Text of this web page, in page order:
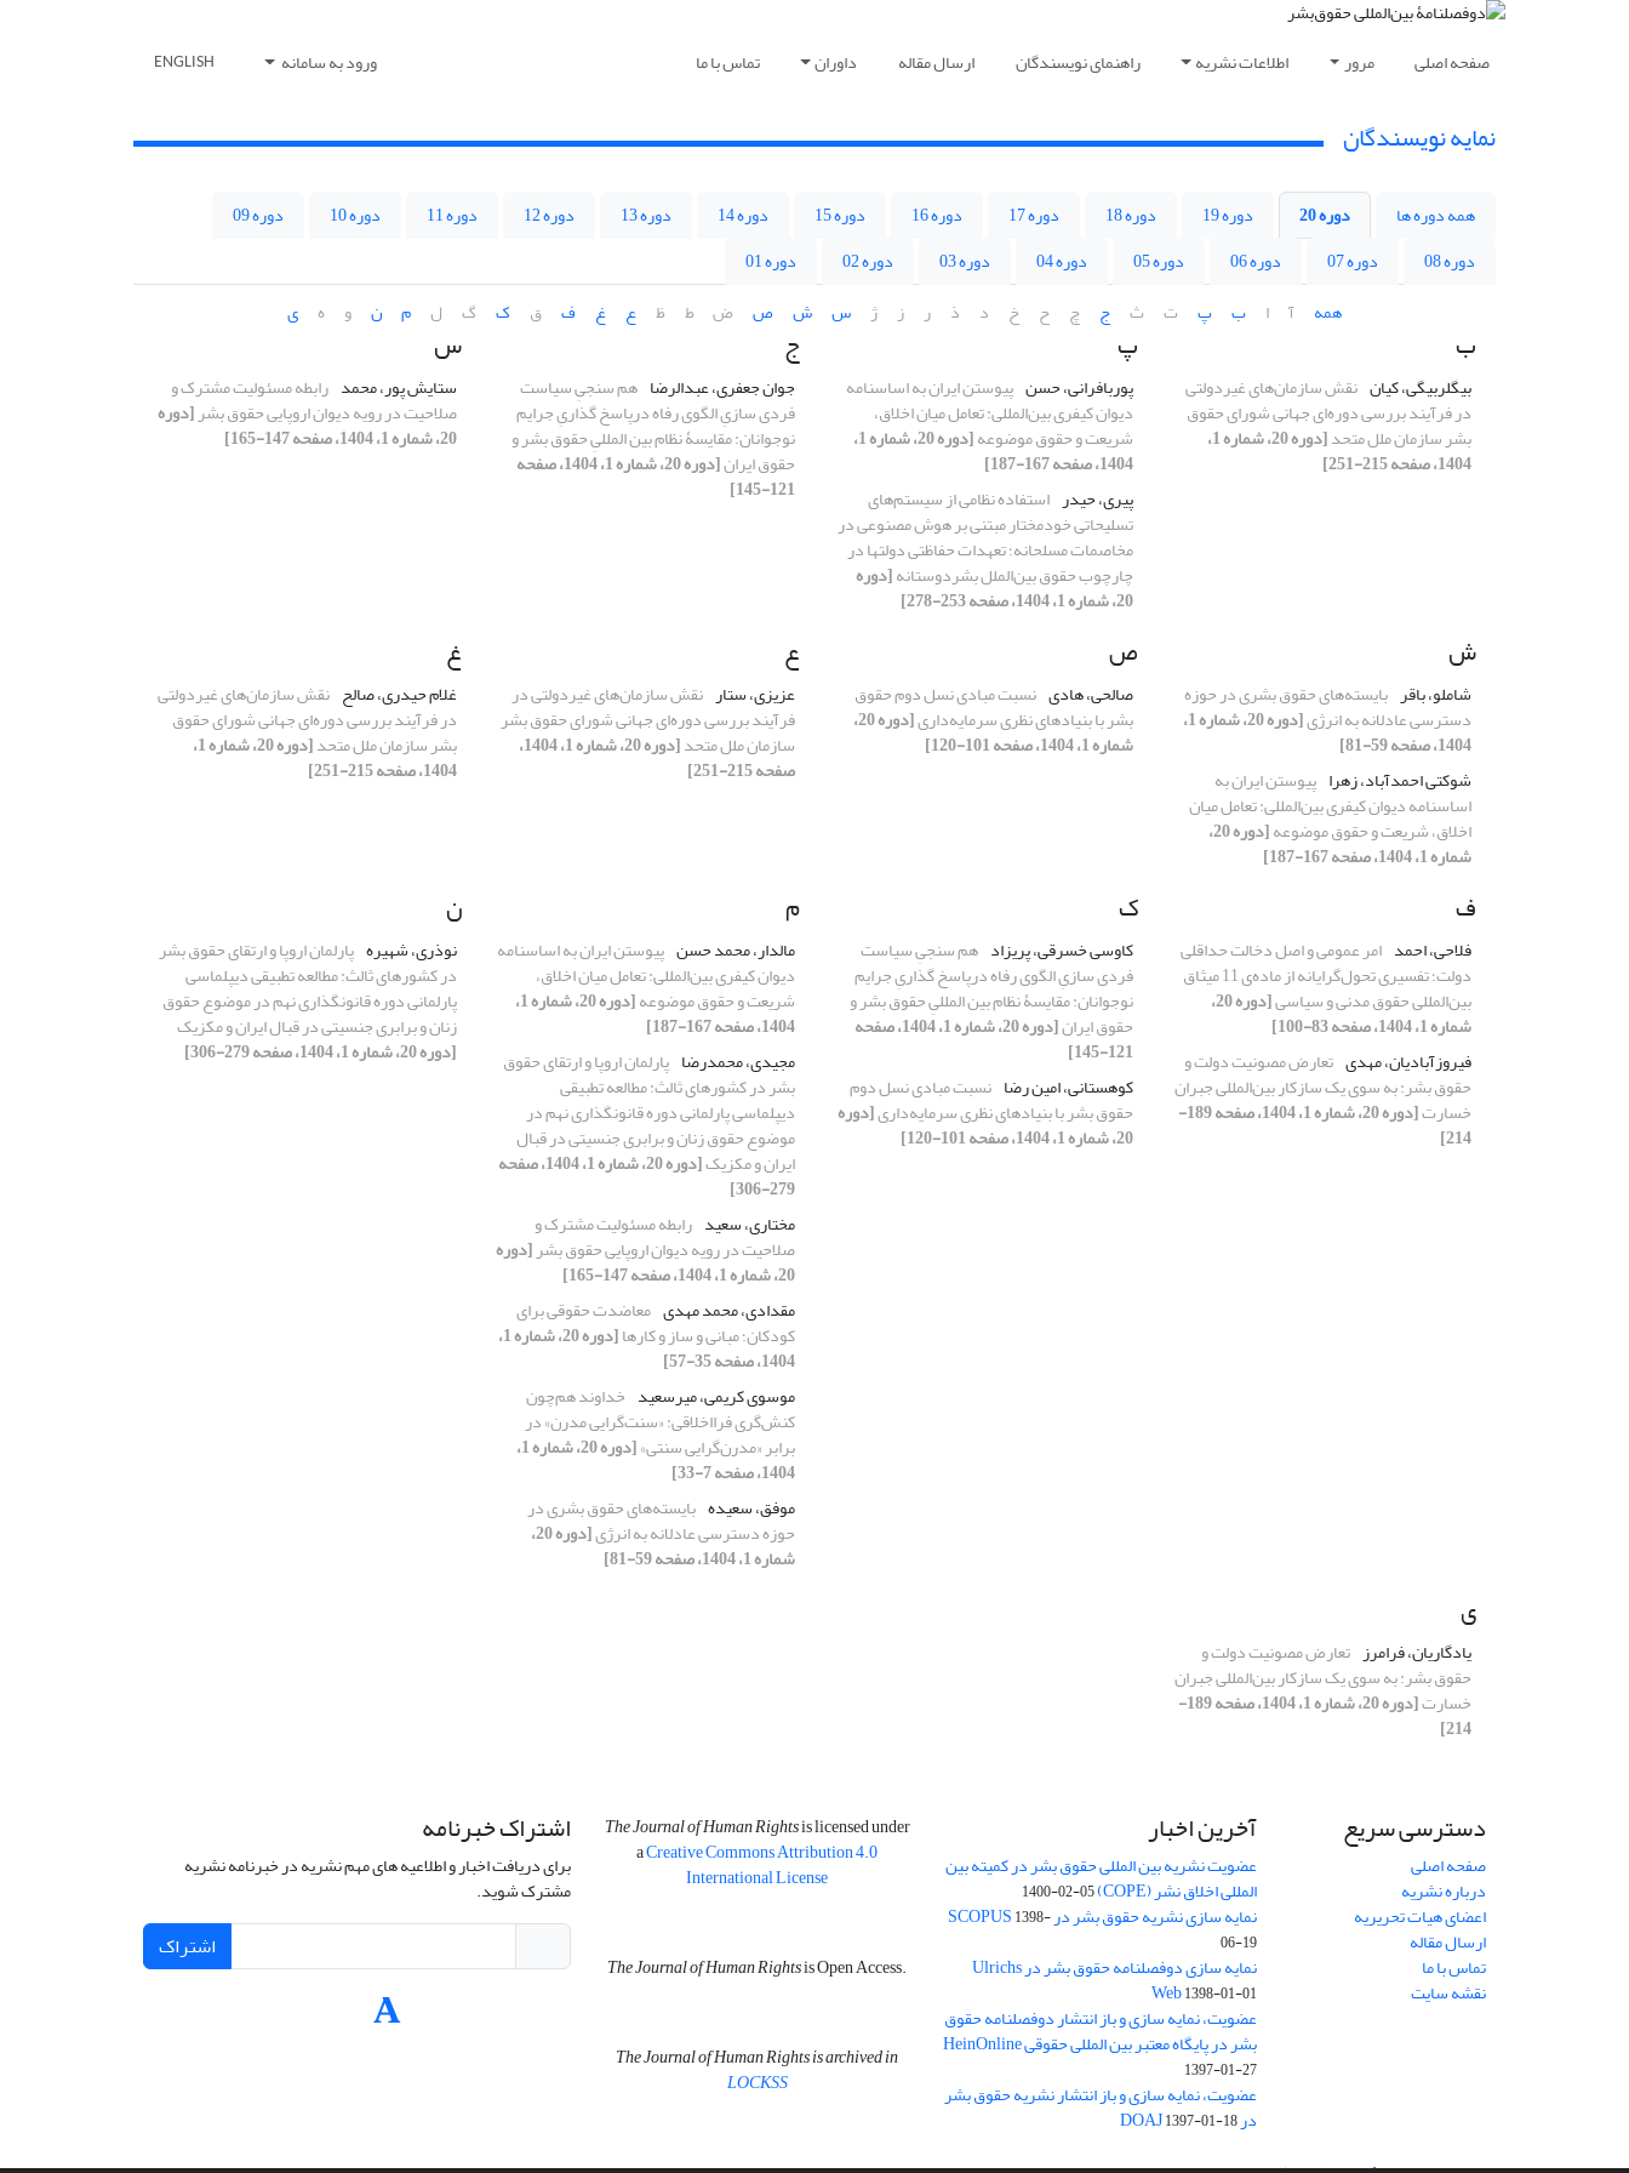
صفحه اصلی مرور اطلاعات نشریه راهنمای نویسندگان ارسال مقاله داوران تماس با ما ورود به سامانه ENGLISH
نمایه نویسندگان
همه دوره ها دوره 20 دوره 19 دوره 18 دوره 17 دوره 16 دوره 15 دوره 14 دوره 13 دوره 12 دوره 11 دوره 10
دوره 09
دوره 08
دوره 07 دوره 06 دوره 05 دوره 04 دوره 03 دوره 02
دوره 01
همه
آ ا ب پ ت ث ج چ ح خ د ذ ر ز ژ س ش ص ض ط ظ ع غ ف ق ک گ ل م ن و ه ی
ب
بیگلربیگی، کیان نقش سازمان‌های غیردولتی
در فرآیند بررسی دوره‌ای جهانی شورای حقوق
بشر سازمان ملل متحد [دوره 20، شماره 1،
1404، صفحه 215-251]
پ
پوربافرانی، حسن پیوستن ایران به اساسنامه
دیوان کیفری بین‌المللی: تعامل میان اخلاق،
شریعت و حقوق موضوعه [دوره 20، شماره 1،
1404، صفحه 167-187]
پیری، حیدر استفاده نظامی از سیستم‌های
تسلیحاتی خودمختار مبتنی بر هوش مصنوعی در
مخاصمات مسلحانه؛ تعهدات حفاظتی دولتها در
چارچوب حقوق بین‌الملل بشردوستانه[دوره
20، شماره 1، 1404، صفحه 253-278]
ج
جوان جعفری، عبدالرضا هم سنجیِ سیاست
فردی سازیِ الگوی رفاه درپاسخ گذاریِ جرایم
نوجوانان: مقایسۀ نظام بین المللیِ حقوق بشر و
حقوق ایران [دوره 20، شماره 1، 1404، صفحه
121-145]
س
ستایش پور، محمد رابطه مسئولیت مشترک و
صلاحیت در رویه دیوان اروپایی حقوق بشر[دوره
20، شماره 1، 1404، صفحه 147-165]
ش
شاملو، باقر بایسته‌های حقوق بشری در حوزه
دسترسی عادلانه به انرژی [دوره 20، شماره 1،
1404، صفحه 59-81]
شوکتی احمدآباد، زهرا پیوستن ایران به
اساسنامه دیوان کیفری بین‌المللی: تعامل میان
اخلاق، شریعت و حقوق موضوعه [دوره 20،
شماره 1، 1404، صفحه 167-187]
ص
صالحی، هادی نسبت مبادی نسل دوم حقوق
بشر با بنیادهای نظری سرمایه‌داری [دوره 20،
شماره 1، 1404، صفحه 101-120]
ع
عزیزی، ستار نقش سازمان‌های غیردولتی در
فرآیند بررسی دوره‌ای جهانی شورای حقوق بشر
سازمان ملل متحد [دوره 20، شماره 1، 1404،
صفحه 215-251]
غ
غلام حیدری، صالح نقش سازمان‌های غیردولتی
در فرآیند بررسی دوره‌ای جهانی شورای حقوق
بشر سازمان ملل متحد [دوره 20، شماره 1،
1404، صفحه 215-251]
ف
فلاحی، احمد امر عمومی و اصل دخالت حداقلی
دولت؛ تفسیری تحول‌گرایانه از ماده‌ی 11 میثاق
بین‌المللی حقوق مدنی و سیاسی [دوره 20،
شماره 1، 1404، صفحه 83-100]
فیروزآبادیان، مهدی تعارض مصونیت دولت و
حقوق بشر: به سوی یک سازکار بین‌المللی جبران
خسارت [دوره 20، شماره 1، 1404، صفحه 189-
214]
ک
کاوسی خسرقی، پریزاد هم سنجیِ سیاست
فردی سازیِ الگوی رفاه درپاسخ گذاریِ جرایم
نوجوانان: مقایسۀ نظام بین المللیِ حقوق بشر و
حقوق ایران [دوره 20، شماره 1، 1404، صفحه
121-145]
کوهستانی، امین رضا نسبت مبادی نسل دوم
حقوق بشر با بنیادهای نظری سرمایه‌داری[دوره
20، شماره 1، 1404، صفحه 101-120]
م
مالدار، محمد حسن پیوستن ایران به اساسنامه
دیوان کیفری بین‌المللی: تعامل میان اخلاق،
شریعت و حقوق موضوعه [دوره 20، شماره 1،
1404، صفحه 167-187]
مجیدی، محمدرضا پارلمان اروپا و ارتقای حقوق
بشر در کشورهای ثالث: مطالعه تطبیقی
دیپلماسی پارلمانی دوره قانونگذاری نهم در
موضوع حقوق زنان و برابری جنسیتی در قبال
ایران و مکزیک [دوره 20، شماره 1، 1404، صفحه
279-306]
مختاری، سعید رابطه مسئولیت مشترک و
صلاحیت در رویه دیوان اروپایی حقوق بشر[دوره
20، شماره 1، 1404، صفحه 147-165]
مقدادی، محمد مهدی معاضدت حقوقی برای
کودکان؛ مبانی و ساز و کارها [دوره 20، شماره 1،
1404، صفحه 35-57]
موسوی کریمی، میرسعید خداوند هم‌چون
کنش‌گری فرااخلاقی: «سنت‌گرایی مدرن» در
برابر «مدرن‌گرایی سنتی» [دوره 20، شماره 1،
1404، صفحه 7-33]
موفق، سعیده بایسته‌های حقوق بشری در
حوزه دسترسی عادلانه به انرژی [دوره 20،
شماره 1، 1404، صفحه 59-81]
ن
نوذری، شهیره پارلمان اروپا و ارتقای حقوق بشر
در کشورهای ثالث: مطالعه تطبیقی دیپلماسی
پارلمانی دوره قانونگذاری نهم در موضوع حقوق
زنان و برابری جنسیتی در قبال ایران و مکزیک
[دوره 20، شماره 1، 1404، صفحه 279-306]
ی
یادگاریان، فرامرز تعارض مصونیت دولت و
حقوق بشر: به سوی یک سازکار بین‌المللی جبران
خسارت [دوره 20، شماره 1، 1404، صفحه 189-
214]
دسترسی سریع
صفحه اصلی
درباره نشریه
اعضای هیات تحریریه
ارسال مقاله
تماس با ما
نقشه سایت
آخرین اخبار
عضویت نشریه بین المللی حقوق بشر در کمیته بین
المللی اخلاق نشر (COPE) 1400-02-05
نمایه سازی نشریه حقوق بشر در SCOPUS1398-
06-19
نمایه سازی دوفصلنامه حقوق بشر در Ulrichs
Web1398-01-01
عضویت، نمایه سازی و باز انتشار دوفصلنامه حقوق
بشر در پایگاه معتبر بین المللی حقوقی HeinOnline
1397-01-27
عضویت، نمایه سازی و باز انتشار نشریه حقوق بشر
در DOAJ1397-01-18
The Journal of Human Rightsis licensed under
aCreative Commons Attribution 4.0
International License
The Journal of Human Rightsis Open Access.
The Journal of Human Rights is archived in
LOCKSS
اشتراک خبرنامه
برای دریافت اخبار و اطلاعیه های مهم نشریه در خبرنامه نشریه
مشترک شوید.
اشتراک